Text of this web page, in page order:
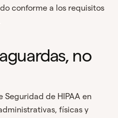
conforme a los requisitos
no
Seguridad de HIPAA en
físicas y